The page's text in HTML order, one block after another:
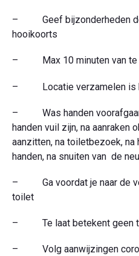
– Geef bijzonderheden
hooikoorts
– Max 10 minuten van te
– Locatie verzamelen is
– Was handen
handen vuil zijn, na aanraken
aanzitten, na toiletbezoek, na
handen, na snuiten van de
– Ga voordat je naar de
toilet
– Te laat betekent geen
– Volg aanwijzingen